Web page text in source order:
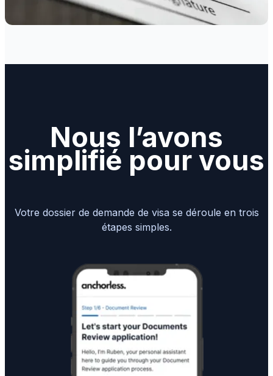
Nous l’avons
simplifié pour vous
Votre dossier de demande de visa se déroule en trois
étapes simples.